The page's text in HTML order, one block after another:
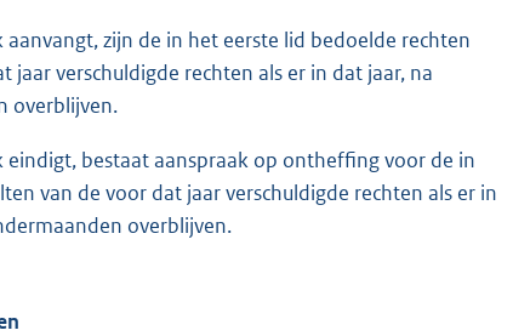
zijn de in het eerste lid bedoelde rechten
verschuldigde rechten als er in dat jaar, na
overblijven.
bestaat aanspraak op ontheffing voor de in
van de voor dat jaar verschuldigde rechten als er in
overblijven.